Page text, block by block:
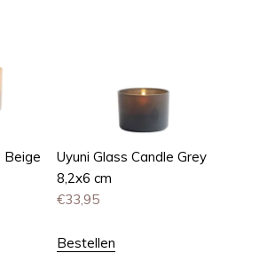
Beige
Uyuni Glass Candle Grey
8,2x6 cm
€33,95
Bestellen